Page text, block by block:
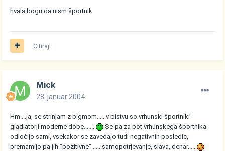
hvala bogu da nism športnik
Citiraj
Mick
28. januar 2004
Hm....ja, se strinjam z bigmom......v bistvu so vrhunski športniki
gladiatorji moderne dobe.......
Se pa za pot vrhunskega športnika
odločijo sami, vsekakor se zavedajo tudi negativnih posledic,
premamijo pa jih "pozitivne".......samopotrjevanje, slava, denar.....